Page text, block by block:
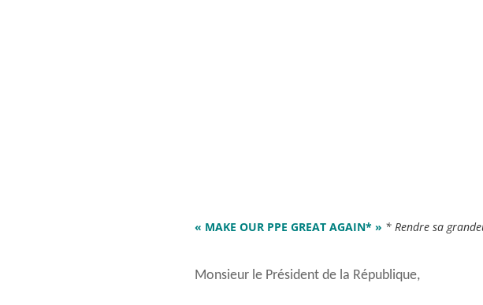
« MAKE OUR PPE GREAT AGAIN* » * Rendre sa
Monsieur le Président de la République,